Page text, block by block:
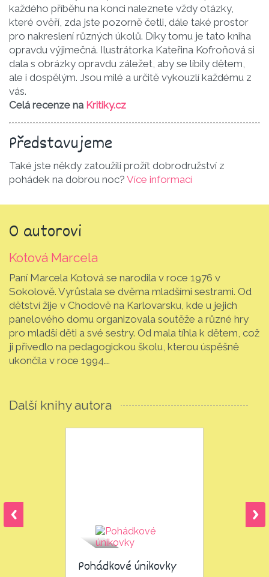
každého příběhu na konci naleznete vždy otázky,
které ověří, zda jste pozorně četli, dále také prostor
pro nakreslení různých úkolů. Díky tomu je tato kniha
opravdu výjimečná. Ilustrátorka Kateřina Kofroňová si
dala s obrázky opravdu záležet, aby se líbily dětem,
ale i dospělým. Jsou milé a určitě vykouzlí každému z
vás.
Celá recenze na Kritiky.cz
Představu­jeme
Také jste někdy zatoužili prožít dobrodružství z
pohádek na dobrou noc? Více informací
O autorovi
Kotová Marcela
Paní Marcela Kotová se narodila v roce 1976 v
Sokolově. Vyrůstala se dvěma mladšími sestrami. Od
dětství žije v Chodově na Karlovarsku, kde u jejich
panelového domu organizovala soutěže a různé hry
pro mladší děti a své sestry. Od mala tíhla k dětem, což
ji přivedlo na pedagogickou školu, kterou úspěšně
ukončila v roce 1994….
Další knihy autora
Pohádkové únikovky